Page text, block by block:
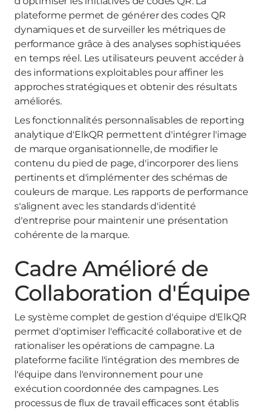
plateforme permet de générer des codes QR
dynamiques et de surveiller les métriques de
performance grâce à des analyses sophistiquées
en temps réel. Les utilisateurs peuvent accéder à
des informations exploitables pour affiner les
approches stratégiques et obtenir des résultats
améliorés.
Les fonctionnalités personnalisables de reporting
analytique d'ElkQR permettent d'intégrer l'image
de marque organisationnelle, de modifier le
contenu du pied de page, d'incorporer des liens
pertinents et d'implémenter des schémas de
couleurs de marque. Les rapports de performance
s'alignent avec les standards d'identité
d'entreprise pour maintenir une présentation
cohérente de la marque.
Cadre Amélioré de
Collaboration d'Équipe
Le système complet de gestion d'équipe d'ElkQR
permet d'optimiser l'efficacité collaborative et de
rationaliser les opérations de campagne. La
plateforme facilite l'intégration des membres de
l'équipe dans l'environnement pour une
exécution coordonnée des campagnes. Les
processus de flux de travail efficaces sont établis